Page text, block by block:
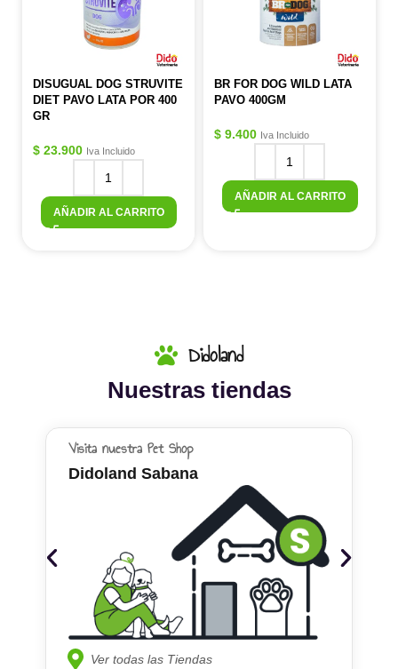
DISUGUAL DOG STRUVITE
DIET PAVO LATA POR 400
GR
$ 23.900 Iva Incluido
AÑADIR AL CARRITO
BR FOR DOG WILD LATA
PAVO 400GM
$ 9.400 Iva Incluido
AÑADIR AL CARRITO
Didoland
Nuestras tiendas
Visita nuestra Pet Shop
Didoland Sabana
Ver todas las Tiendas